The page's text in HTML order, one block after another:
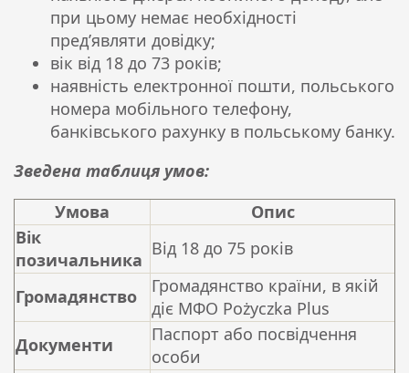
при цьому немає необхідності
пред’являти довідку;
вік від 18 до 73 років;
наявність електронної пошти, польського
номера мобільного телефону,
банківського рахунку в польському банку.
Зведена таблиця умов:
Умова
Опис
Вік
позичальника
Від 18 до 75 років
Громадянство
Громадянство країни, в якій
діє МФО Pożyczka Plus
Документи
Паспорт або посвідчення
особи